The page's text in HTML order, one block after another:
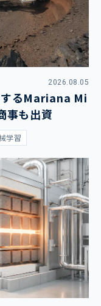
2026.08.05
するMariana Mi
も出資
学習